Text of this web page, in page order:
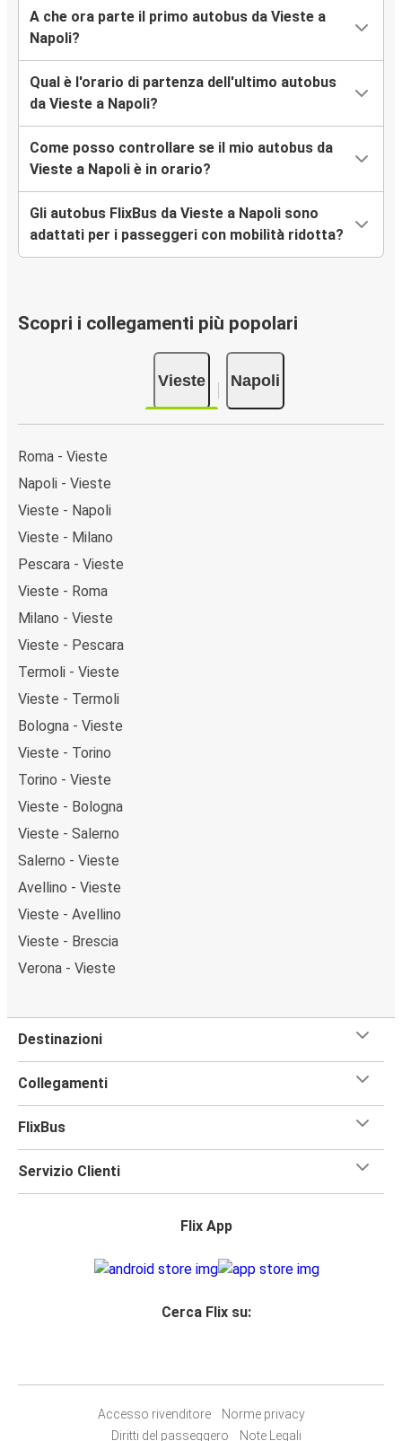
A che ora parte il primo autobus da Vieste a
Napoli?
Qual è l'orario di partenza dell'ultimo autobus
da Vieste a Napoli?
Come posso controllare se il mio autobus da
Vieste a Napoli è in orario?
Gli autobus FlixBus da Vieste a Napoli sono
adattati per i passeggeri con mobilità ridotta?
Scopri i collegamenti più popolari
Vieste Napoli
Roma - Vieste
Napoli - Vieste
Vieste - Napoli
Vieste - Milano
Pescara - Vieste
Vieste - Roma
Milano - Vieste
Vieste - Pescara
Termoli - Vieste
Vieste - Termoli
Bologna - Vieste
Vieste - Torino
Torino - Vieste
Vieste - Bologna
Vieste - Salerno
Salerno - Vieste
Avellino - Vieste
Vieste - Avellino
Vieste - Brescia
Verona - Vieste
Destinazioni
Collegamenti
FlixBus
Servizio Clienti
Flix App
Cerca Flix su:
Accesso rivenditore
Norme privacy
Diritti del passeggero
Note Legali